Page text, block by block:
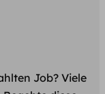
Job? Viele